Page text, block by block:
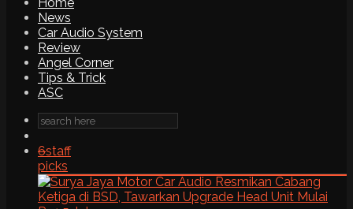
News
Car Audio System
Review
Angel Corner
Tips & Trick
ASC
6staff
picks